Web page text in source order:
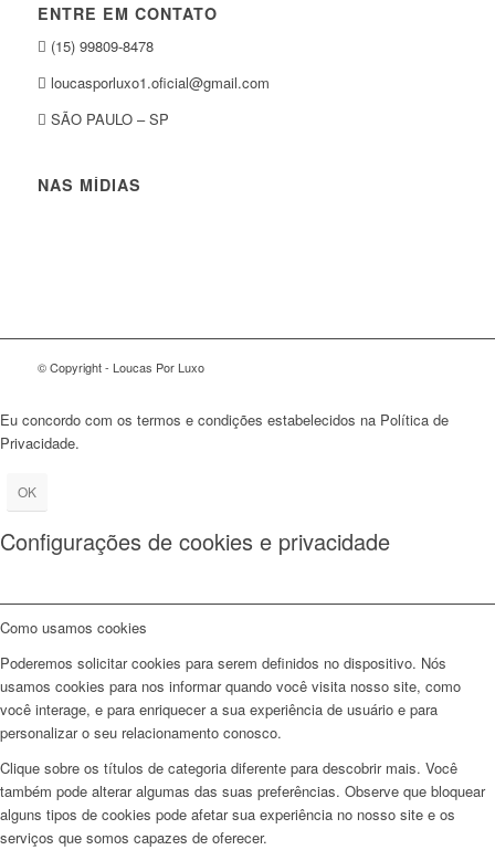
ENTRE EM CONTATO
(15) 99809-8478
loucasporluxo1.oficial@gmail.com
SÃO PAULO – SP
NAS MÍDIAS
© Copyright - Loucas Por Luxo
Eu concordo com os termos e condições estabelecidos na Política de
Privacidade.
OK
Configurações de cookies e privacidade
Como usamos cookies
Poderemos solicitar cookies para serem definidos no dispositivo. Nós
usamos cookies para nos informar quando você visita nosso site, como
você interage, e para enriquecer a sua experiência de usuário e para
personalizar o seu relacionamento conosco.
Clique sobre os títulos de categoria diferente para descobrir mais. Você
também pode alterar algumas das suas preferências. Observe que bloquear
alguns tipos de cookies pode afetar sua experiência no nosso site e os
serviços que somos capazes de oferecer.